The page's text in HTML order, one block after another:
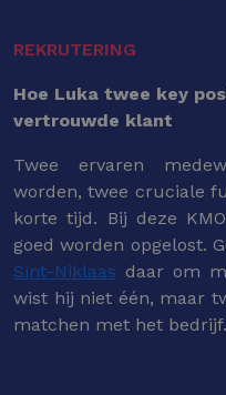
REKRUTERING
Hoe Luka twee key
vertrouwde klant
Twee ervaren
worden, twee cruciale
korte tijd. Bij deze
goed worden opgelost.
Sint-Niklaas daar om
wist hij niet één, maar
matchen met het